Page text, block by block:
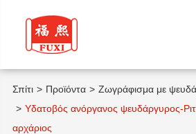
Σπίτι Προϊόντα
Ζωγράφισμα με
Υδατοβός ανόργανος ψευδάργυρος-
αρχάριος